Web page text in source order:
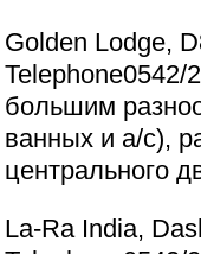
Golden Lodge,
Telephone0542/
большим
ванных и a/c),
центрального
La-Ra India,